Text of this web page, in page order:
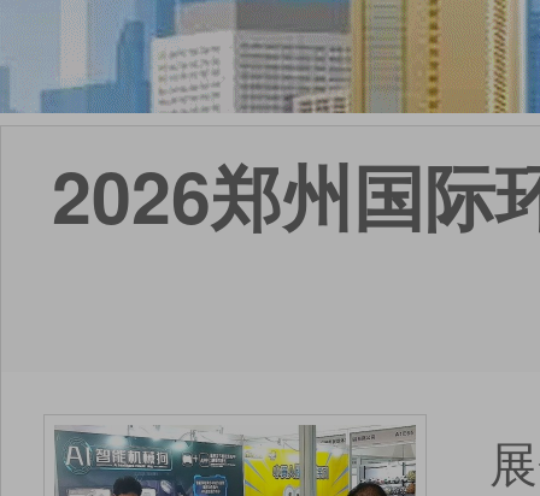
2026郑州国际